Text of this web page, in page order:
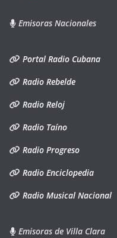
Emisoras Nacionales
Portal Radio Cubana
Radio Rebelde
Radio Reloj
Radio Taíno
Radio Progreso
Radio Enciclopedia
Radio Musical Nacional
Emisoras de Villa Clara